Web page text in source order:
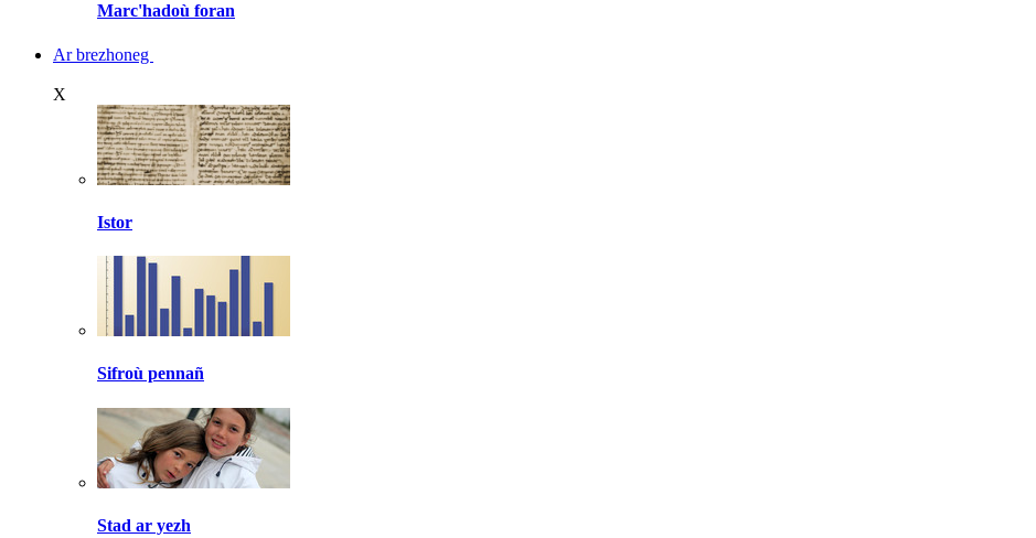
Marc'hadoù foran
Ar brezhoneg
X
Istor
Sifroù pennañ
Stad ar yezh